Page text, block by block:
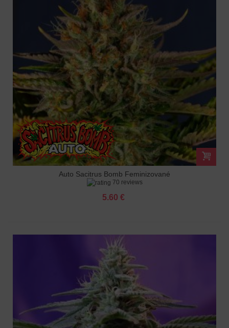
Auto Sacitrus Bomb Feminizované
70 reviews
5.60 €